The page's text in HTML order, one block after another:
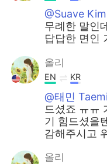
@Suave Kim
무례한 말인
답답한 면인
올리
EN KR
@태민
드셨죠 ㅠㅠ
기 힘드셨을
감해주시고
올리